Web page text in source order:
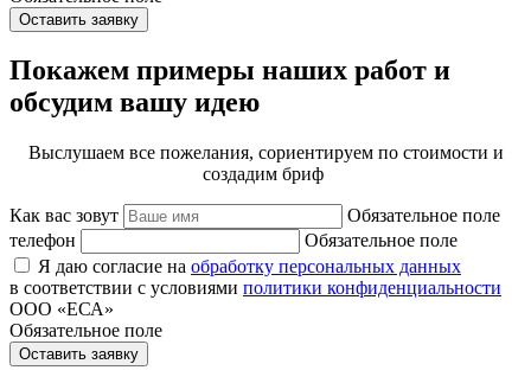
Оставить заявку
Покажем примеры наших работ и
обсудим вашу идею
Выслушаем все пожелания, сориентируем по стоимости и
создадим бриф
Как вас зовут
Обязательное поле
телефон
Обязательное поле
Я даю согласие на обработку персональных данных
в соответствии с условиями политики конфиденциальности
ООО «ЕСА»
Обязательное поле
Оставить заявку